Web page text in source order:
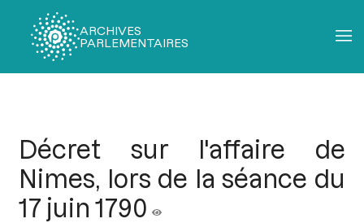
ARCHIVES
PARLEMENTAIRES
Décret sur l'affaire de
Nimes, lors de la séance du
17 juin 1790